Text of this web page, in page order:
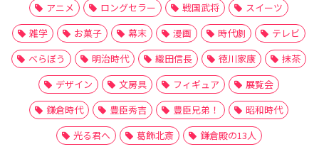
アニメ
ロングセラー 戦国武将
スイーツ
雑学
お菓子 幕末 漫画 時代劇
テレビ
べらぼう
明治時代 織田信長 徳川家康
抹茶
デザイン
文房具 フィギュア
展覧会
鎌倉時代
豊臣秀吉 豊臣兄弟！
昭和時代
光る君へ
葛飾北斎 鎌倉殿の13人